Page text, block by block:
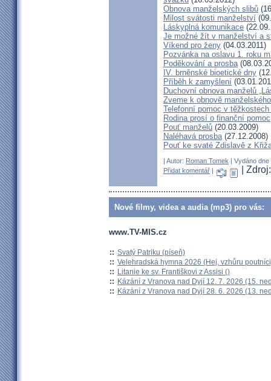
Obnova manželských slibů
Milost svátosti manželství
Láskyplná komunikace
Je možné žít v manželství a
Víkend pro ženy (04.03.2011)
Pozvánka na oslavu 1. roku
Poděkování a prosba
IV. brněnské bioetické dny
Příběh k zamyšlení
Duchovní obnova manželů
Zveme k obnově
Telefonní pomoc v
Rodina prosí o finanční pomoc
Pouť manželů (20.03.2009)
Naléhavá prosba(27.12.2008)
Pouť ke svaté Zdislavě z
| Autor: Roman Tomek | Vydáno
Přidat komentář | |
Nové filmy, videa a audia (mp3) pro vás:
www.TV-MIS.cz
:: Svatý Patriku (píseň)
:: Velehradská hymna 2026 (Hej, vzhůru
:: Litanie ke sv. Františkovi z Assisi ()
:: Kázání z Vranova nad Dyjí 12. 7. 2026 (15.
:: Kázání z Vranova nad Dyjí 28. 6. 2026 (13.